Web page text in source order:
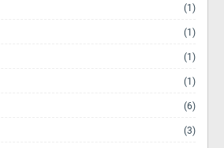
(1)
(1)
(1)
(1)
(6)
(3)